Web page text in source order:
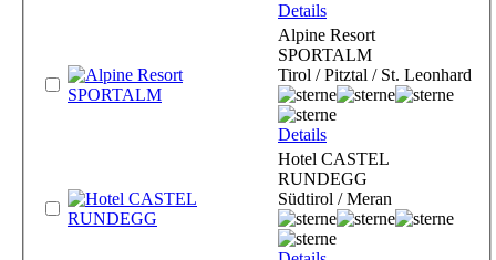
Details
Alpine Resort
SPORTALM
Tirol / Pitztal / St. Leonhard
Details
Hotel CASTEL
RUNDEGG
Südtirol / Meran